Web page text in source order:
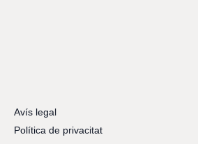
Avís legal
Política de privacitat